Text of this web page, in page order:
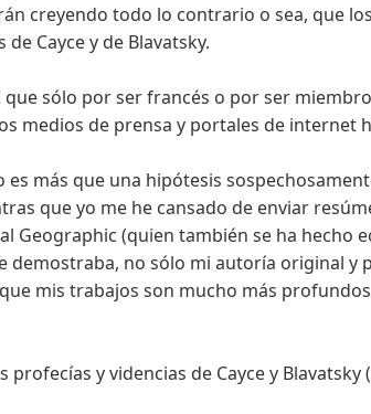
creyendo todo lo contrario o sea, que
Cayce y de Blavatsky.
sólo por ser francés o por ser
medios de prensa y portales de internet
más que una hipótesis
que yo me he cansado de enviar
Geographic (quien también se ha hecho
demostraba, no sólo mi autoría original y
mis trabajos son mucho más
profecías y videncias de Cayce y